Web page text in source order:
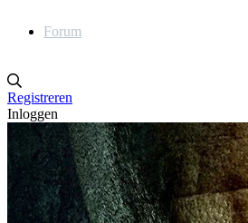
Forum
Registreren
Inloggen